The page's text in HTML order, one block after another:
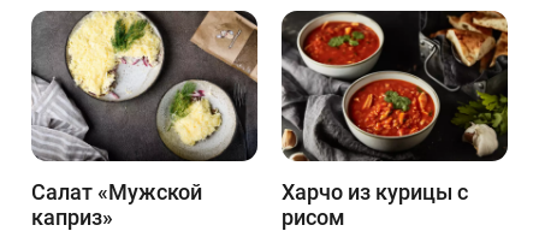
Салат «Мужской
каприз»
Харчо из курицы с
рисом